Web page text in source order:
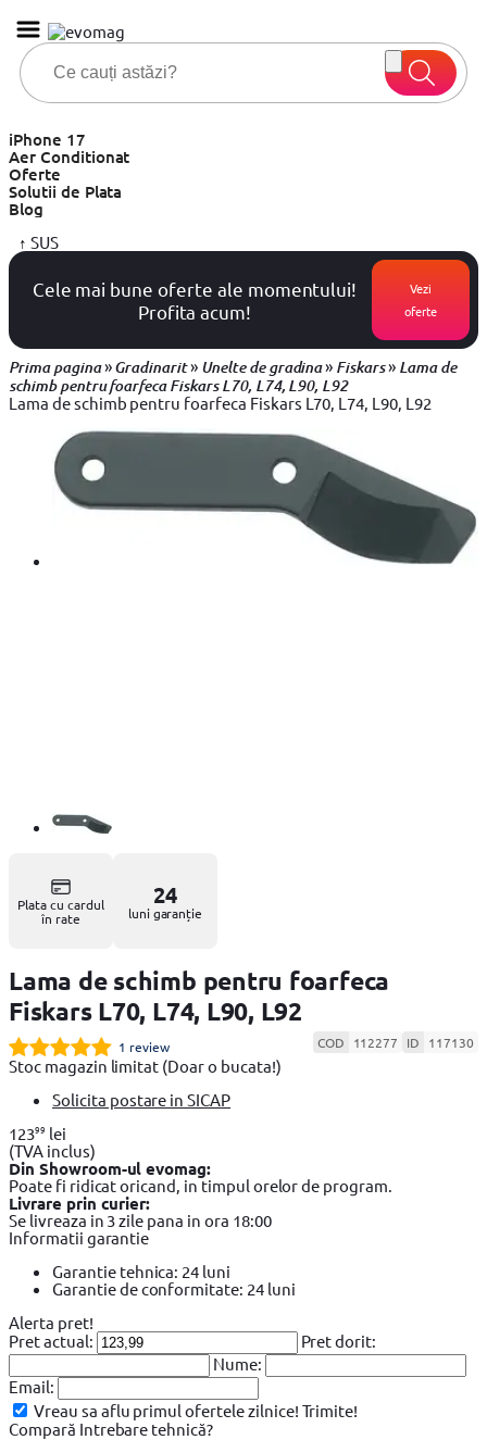
iPhone 17
Aer Conditionat
Oferte
Solutii de Plata
Blog
↑ SUS
Cele mai bune oferte ale momentului!
Profita acum!
Vezi
oferte
Prima pagina»Gradinarit» Unelte de gradina» Fiskars» Lama de
schimb pentru foarfeca Fiskars L70, L74, L90, L92
Lama de schimb pentru foarfeca Fiskars L70, L74, L90, L92
Plata cu cardul
în rate
24
luni garanție
Lama de schimb pentru foarfeca
Fiskars L70, L74, L90, L92
1 review COD 112277 ID 117130
Stoc magazin limitat (Doar o bucata!)
Solicita postare in SICAP
12399 lei
(TVA inclus)
Din Showroom-ul evomag:
Poate fi ridicat oricand, in timpul orelor de program.
Livrare prin curier:
Se livreaza in 3 zile pana in ora 18:00
Informatii garantie
Garantie tehnica: 24 luni
Garantie de conformitate: 24 luni
Alerta pret!
Pret actual:
Pret dorit:
Nume:
Email:
Vreau sa aflu primul ofertele zilnice! Trimite!
Compară Intrebare tehnică?